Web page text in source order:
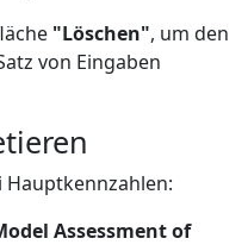
"Löschen", um den
von Eingaben
Hauptkennzahlen:
Assessment of